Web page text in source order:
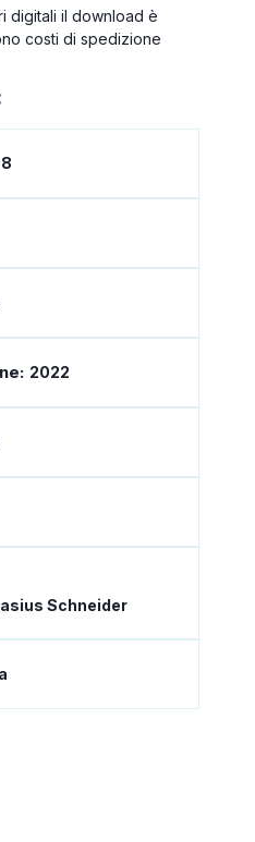
digitali il download è
costi di spedizione
2022
Schneider